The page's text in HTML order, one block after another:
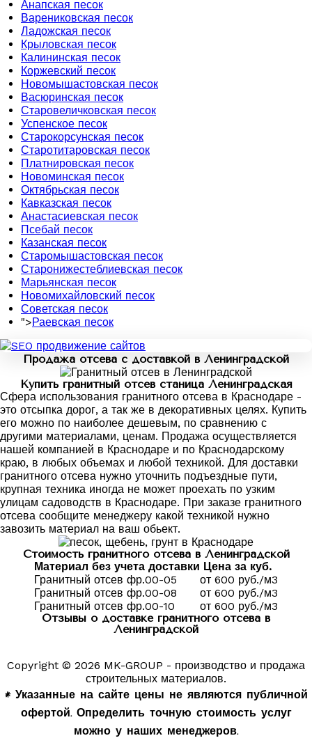
Анапская песок
Варениковская песок
Ладожская песок
Крыловская песок
Калининская песок
Коржевский песок
Новомышастовская песок
Васюринская песок
Старовеличковская песок
Успенское песок
Старокорсунская песок
Старотитаровская песок
Платнировская песок
Новоминская песок
Октябрьская песок
Кавказская песок
Анастасиевская песок
Псебай песок
Казанская песок
Старомышастовская песок
Старонижестеблиевская песок
Марьянская песок
Новомихайловский песок
Советская песок
">Раевская песок
Продажа отсева с доставкой в Ленинградской
Купить гранитный отсев станица Ленинградская
Сфера использования гранитного отсева в Краснодаре -
это отсыпка дорог, а так же в декоративных целях. Купить
его можно по наиболее дешевым, по сравнению с
другими материалами, ценам. Продажа осуществляется
нашей компанией в Краснодаре и по Краснодарскому
краю, в любых объемах и любой техникой. Для доставки
гранитного отсева нужно уточнить подъездные пути,
крупная техника иногда не может проехать по узким
улицам садоводств в Краснодаре. При заказе гранитного
отсева сообщите менеджеру какой техникой нужно
завозить материал на ваш обьект.
Стоимость гранитного отсева в Ленинградской
Материал без учета доставки Цена за куб.
Гранитный отсев фр.00-05
от 600 руб./м3
Гранитный отсев фр.00-08
от 600 руб./м3
Гранитный отсев фр.00-10
от 600 руб./м3
Отзывы о доставке гранитного отсева в
Ленинградской
Copyright © 2026 MK-GROUP - производство и продажа
строительных материалов.
* Указанные на сайте цены не являются публичной
офертой. Определить точную стоимость услуг
можно у наших менеджеров.